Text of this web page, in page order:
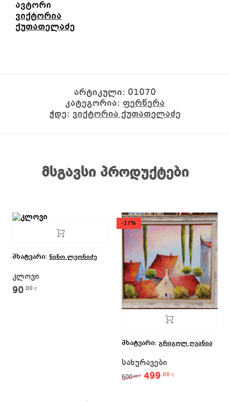
ავტორი
ვიქტორია
ქუთათელაძე
არტიკული: 01070
კატეგორია: ფერწერა
ჭდე: ვიქტორია ქუთათელაძე
მსგავსი პროდუქტები
მხატვარი: ნინო ლეონიძე
კლოვი
90.00 ₾
-17%
მხატვარი: გრიგოლ ღვანია
სახურავები
600.00₾ Original price was:
499.00₾